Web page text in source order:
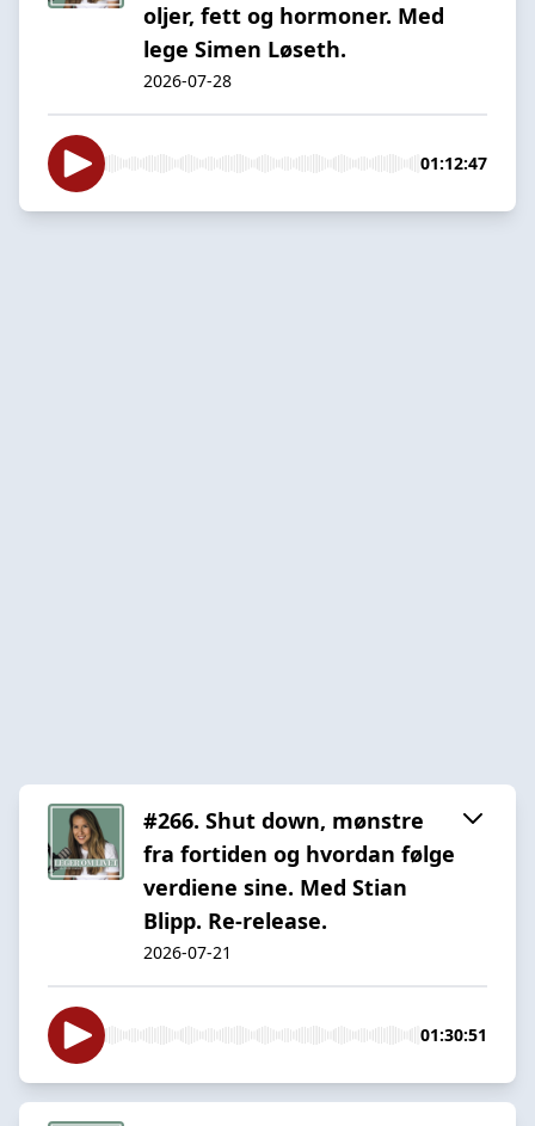
oljer, fett og hormoner. Med
lege Simen Løseth.
2026-07-28
01:12:47
#266. Shut down, mønstre
fra fortiden og hvordan følge
verdiene sine. Med Stian
Blipp. Re-release.
2026-07-21
01:30:51